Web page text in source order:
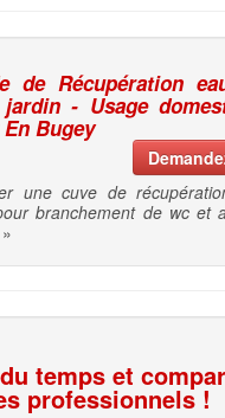
de Récupération
jardin - Usage
Bugey
une cuve de
branchement de wc et
»
temps et
professionnels !